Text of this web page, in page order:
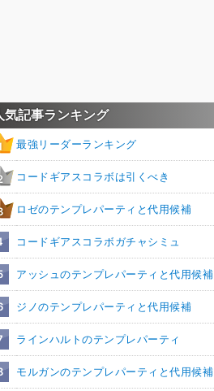
気記事ランキング
最強リーダーランキング
コードギアスコラボは引くべき
ロゼのテンプレパーティと代用候補
コードギアスコラボガチャシミュ
アッシュのテンプレパーティと代用候補
ジノのテンプレパーティと代用候補
ラインハルトのテンプレパーティ
モルガンのテンプレパーティと代用候補